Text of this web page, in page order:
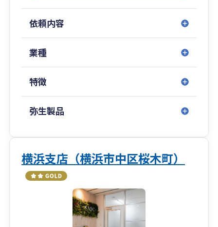
■専門著書やセミナー講演等多数
金融機関をはじめ、各業界で相続や事業承継に関
するセミナー講演実績も多数ございます。
等、高い専門性を誇ります。
依頼内容
業種
特徴
弥生製品
横浜支店（横浜市中区桜木町）